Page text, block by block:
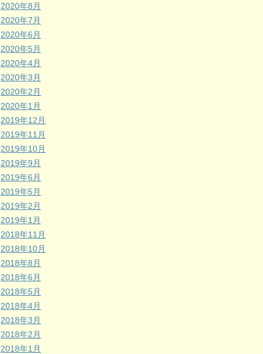
2020年8月
2020年7月
2020年6月
2020年5月
2020年4月
2020年3月
2020年2月
2020年1月
2019年12月
2019年11月
2019年10月
2019年9月
2019年6月
2019年5月
2019年2月
2019年1月
2018年11月
2018年10月
2018年8月
2018年6月
2018年5月
2018年4月
2018年3月
2018年2月
2018年1月